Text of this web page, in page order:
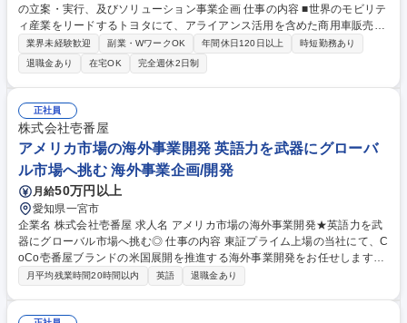
の立案・実行、及びソリューション事業企画 仕事の内容 ■世界のモビリテ
ィ産業をリードするトヨタにて、アライアンス活用を含めた商用車販売、
バリューチェーン強化、ソリューション提供の観点で、グローバルでの戦
略・戦術を描き、企画から実行まで推進いただきます。 【詳細】(1)商用
事業戦略の立案と実行推進 ■アライアンス戦略(供給・開発等) ■日本、ア
ジアを中心としたグローバルでの販売、バリューチェーン強化 ■中長期経
営計画の策定 (2)商用ソリューションの事業企画 ■ソリューション毎に、
市場、競合、提供価値分析から、商流、マネタイズ方法、事業性、リスク
対応立案までを、プロジェクト関係者と共に企画 募集職種 [QU]【事業企
画/商用領域】事業戦略の立案・実行、及びソリューション事業企画
業界未経験歓迎 副業・WワークOK 年間休日120日以上
時短勤務あり
退職金あり
在宅OK 完全週休2日制
正社員
株式会社壱番屋
アメリカ市場の海外事業開発 英語力を武器にグローバ
ル市場へ挑む 海外事業企画/開発
月給50万円以上
愛知県一宮市
企業名 株式会社壱番屋 求人名 アメリカ市場の海外事業開発★英語力を武
器にグローバル市場へ挑む◎ 仕事の内容 東証プライム上場の当社にて、C
oCo壱番屋ブランドの米国展開を推進する海外事業開発をお任せします。
英語力を活かし、将来的な海外出向を視野に入れたグローバルな市場開
月平均残業時間20時間以内 英語 退職金あり